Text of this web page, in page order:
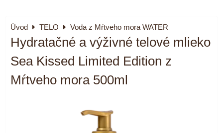
Úvod TELO Voda z Mŕtveho mora WATER
Hydratačné a výživné telové mlieko
Sea Kissed Limited Edition z
Mŕtveho mora 500ml